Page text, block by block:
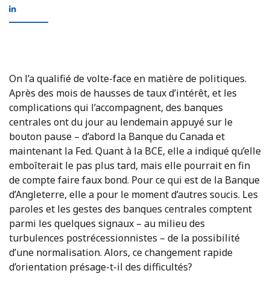
On l’a qualifié de volte-face en matière de politiques.
Après des mois de hausses de taux d’intérêt, et les
complications qui l’accompagnent, des banques
centrales ont du jour au lendemain appuyé sur le
bouton pause – d’abord la Banque du Canada et
maintenant la Fed. Quant à la BCE, elle a indiqué qu’elle
emboîterait le pas plus tard, mais elle pourrait en fin
de compte faire faux bond. Pour ce qui est de la Banque
d’Angleterre, elle a pour le moment d’autres soucis. Les
paroles et les gestes des banques centrales comptent
parmi les quelques signaux – au milieu des
turbulences postrécessionnistes – de la possibilité
d’une normalisation. Alors, ce changement rapide
d’orientation présage-t-il des difficultés?